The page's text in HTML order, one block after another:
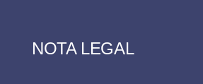
NOTA LEGAL